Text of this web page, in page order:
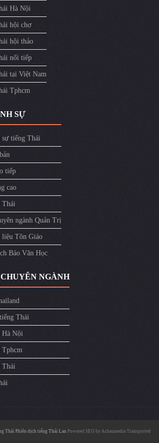
Hà Nội
hội chợ
hội thảo
nối tiếp
tại Việt Nam
Tphcm
SỰ
sự tiếng Thái
tiếp
cao
Thái
ngành Quản Trị
Tôn Giáo
Báo Văn Học
NGÀNH
Thái
Hà Nội
Tphcm
Thái
Thái Phiên dịch tiếng Thái Lan Powered SEO by Achaumedia Transported